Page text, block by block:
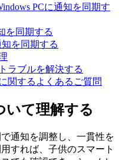
PCに通知を同期す
を同期する
を同期する
ラブルを解決する
関するよくあるご質問
いて理解する
通知を調整し、一貫性を
すれば、子供のスマート